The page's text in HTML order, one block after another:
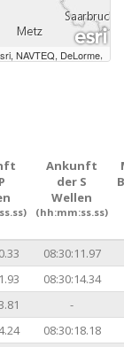
NAVTEQ, DeLorme,
Ankunft
der S
Wellen
(hh:mm:ss.ss)
08:30:11.97
08:30:14.34
-
08:30:18.18